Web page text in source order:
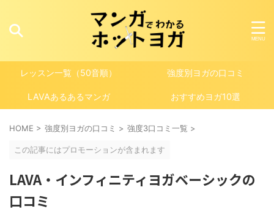
レッスン一覧（50音順） 強度別ヨガの口コミ
LAVAあるあるマンガ おすすめヨガ10選
HOME > 強度別ヨガの口コミ > 強度3口コミ一覧 >
この記事にはプロモーションが含まれます
LAVA・インフィニティヨガベーシックの
口コミ